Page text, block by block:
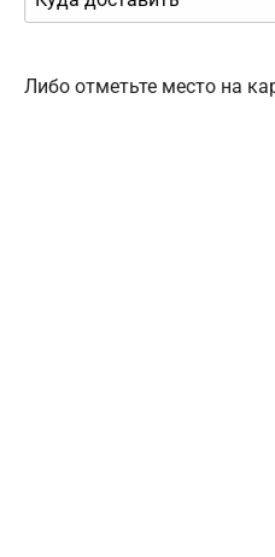
Либо отметьте место на